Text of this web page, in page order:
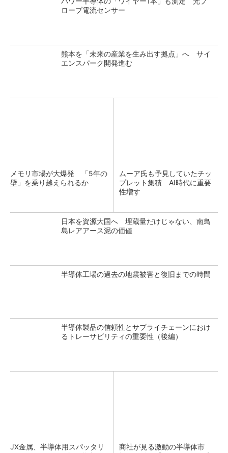
ローブ電流センサー
熊本を「未来の産業を生み出す拠点」へ サイ
エンスパーク開発進む
メモリ市場が大爆発 「5年の
壁」を乗り越えられるか
ムーア氏も予見していたチッ
プレット集積 AI時代に重要
性増す
日本を資源大国へ 埋蔵量だけじゃない、南鳥
島レアアース泥の価値
半導体工場の過去の地震被害と復旧までの時間
半導体製品の信頼性とサプライチェーンにおけ
るトレーサビリティの重要性（後編）
JX金属、半導体用スパッタリ
商社が見る激動の半導体市